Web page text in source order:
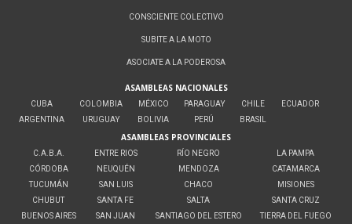
CONSCIENTE COLECTIVO
SUBITE A LA MOTO
ASOCIATE A LA PODEROSA
ASAMBLEAS NACIONALES
CUBA
ARGENTINA
COLOMBIA
URUGUAY
MÉXICO
BOLIVIA
PARAGUAY
PERÚ
CHILE
BRASIL
ECUADOR
ASAMBLEAS PROVINCIALES
C.A.B.A.
CÓRDOBA
TUCUMÁN
CHUBUT
BUENOS AIRES
ENTRE RIOS
NEUQUÉN
SAN LUIS
SANTA FE
SAN JUAN
RÍO NEGRO
MENDOZA
CHACO
SALTA
SANTIAGO DEL ESTERO
LA PAMPA
CATAMARCA
MISIONES
SANTA CRUZ
TIERRA DEL FUEGO